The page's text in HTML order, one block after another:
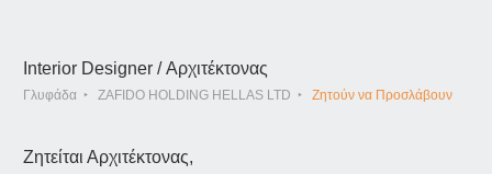
Interior Designer / Αρχιτέκτονας
Γλυφάδα ZAFIDO HOLDING HELLAS LTD Ζητούν να Προσλάβουν
Ζητείται Αρχιτέκτονας,